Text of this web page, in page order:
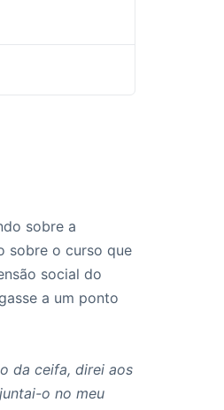
sobre a
sobre o curso que
social do
a um ponto
da ceifa, direi aos
o no meu